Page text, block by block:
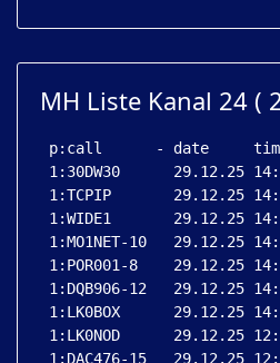
MH Liste Kanal 24 (
p:call      - date
1:30DW30      29.12.25
1:TCPIP       29.12.25
1:WIDE1       29.12.25
1:MO1NET-10   29.12.25
1:POR001-8    29.12.25
1:DQB906-12   29.12.25
1:LK0BOX      29.12.25
1:LK0NOD      29.12.25
1:DAC476-15   29.12.25